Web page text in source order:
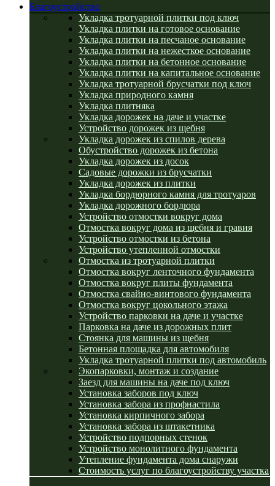
Благоустройство
Укладка тротуарной плитки под ключ
Укладка плитки на готовое основание
Укладка плитки на песчаное основание
Укладка плитки на нежесткое основание
Укладка плитки на бетонное основание
Укладка плитки на капитальное основание
Укладка тротуарной брусчатки под ключ
Укладка природного камня
Укладка плитняка
Укладка дорожек на даче и участке
Устройство дорожек из щебня
Укладка дорожек из спилов дерева
Обустройство дорожек из бетона
Укладка дорожек из досок
Садовые дорожки из брусчатки
Укладка дорожек из плитки
Укладка бордюрного камня для тротуаров
Укладка дорожного бордюра
Устройство отмостки вокруг дома
Отмостка вокруг дома из щебня и гравия
Устройство отмостки из бетона
Устройство утепленной отмостки
Отмостка из тротуарной плитки
Отмостка вокруг ленточного фундамента
Отмостка вокруг плиты фундамента
Отмостка свайно-винтового фундамента
Отмостка вокруг цокольного этажа
Устройство парковки на даче и участке
Парковка на даче из дорожных плит
Стоянка для машины из щебня
Бетонная площадка для автомобиля
Укладка тротуарной плитки под автомобиль
Экопарковки, монтаж и создание
Заезд для машины на даче под ключ
Установка заборов под ключ
Установка забора из профнастила
Установка кирпичного забора
Установка забора из штакетника
Устройство подпорных стенок
Устройство монолитного фундамента
Утепление фундамента дома снаружи
Стоимость услуг по благоустройству участка